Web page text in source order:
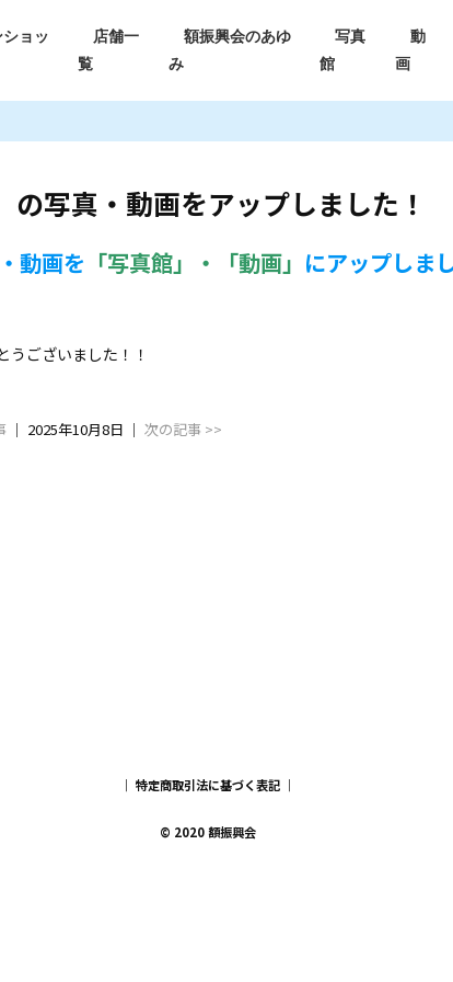
ョッ
店舗一
覧
額振興会のあゆ
み
写真
館
動
画
の写真・動画をアップしました！
動画を 「写真館」・「動画」 にアップしま
ございました！！
│ 2025年10月8日 │次の記事 >>
｜ 特定商取引法に基づく表記 ｜
© 2020 額振興会